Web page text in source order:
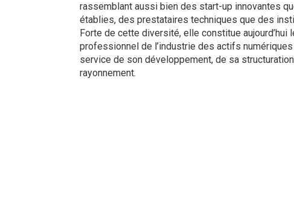
rassemblant aussi bien des start-up innovantes
établies, des prestataires techniques que des
Forte de cette diversité, elle constitue aujourd’hui
professionnel de l’industrie des actifs numériques
service de son développement, de sa
rayonnement.